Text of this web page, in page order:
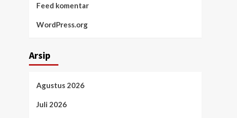
Feed komentar
WordPress.org
Arsip
Agustus 2026
Juli 2026